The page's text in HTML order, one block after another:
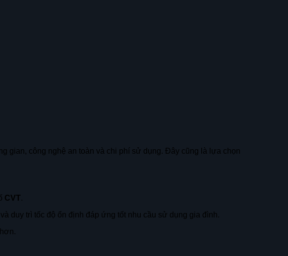
gian, công nghệ an toàn và chi phí sử dụng. Đây cũng là lựa chọn
CVT.
duy trì tốc độ ổn định đáp ứng tốt nhu cầu sử dụng gia đình.